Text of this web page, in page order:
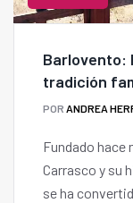
Barlovento:
tradición
POR ANDREA
Fundado hace
Carrasco y su
se ha